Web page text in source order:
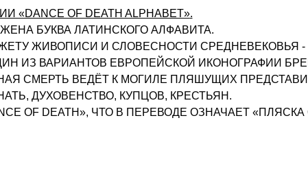
«DANCE OF DEATH ALPHABET».
БУКВА ЛАТИНСКОГО АЛФАВИТА.
ЖИВОПИСИ И СЛОВЕСНОСТИ СРЕДНЕВЕКОВЬЯ -
ИЗ ВАРИАНТОВ ЕВРОПЕЙСКОЙ ИКОНОГРАФИИ
СМЕРТЬ ВЕДЁТ К МОГИЛЕ ПЛЯШУЩИХ
ДУХОВЕНСТВО, КУПЦОВ, КРЕСТЬЯН.
OF DEATH», ЧТО В ПЕРЕВОДЕ ОЗНАЧАЕТ «ПЛЯСКА